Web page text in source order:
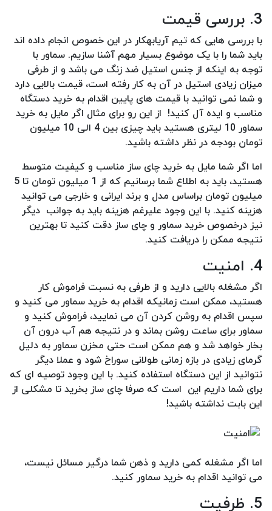
3. بررسی قیمت
با بررسی هایی که تیم آریابهکار در این خصوص انجام داده اند
باید شما را با یک موضوع بسیار مهم آشنا سازیم. سماور با
توجه به اینکه از جنس استیل ضد زنگ می باشد و از طرفی
میزان زیادی استیل در آن به کار رفته است، قیمت بالایی دارد
و شما نمی توانید با قیمت های پایین اقدام به خرید دستگاه
مناسب و ایده آل کنید! از این رو برای مثال اگر مایل به خرید
سماور 10 لیتری هستید باید چیزی بین 4 الی 10 میلیون
تومان بودجه در نظر داشته باشید.
اما اگر شما مایل به خرید چای ساز مناسب و کیفیت متوسط
هستید، باید به اطلاع شما برسانیم که از 1 میلیون تومان تا 5
میلیون تومان براساس مدل و برند ایرانی و خارجی می توانید
هزینه کنید. با این وجود علیرغم هزینه باید به جوانب دیگر
نیز درخصوص خرید سماور و چای ساز دقت کنید تا بهترین
نتیجه ممکن را دریافت کنید.
4. امنیت
اگر مشغله بالایی دارید و از طرفی به نسبت فراموش کار
هستید، ممکن است زمانیکه اقدام به خرید سماور می کنید و
سپس اقدام به روشن کردن آن می نمایید، فراموش کنید و
سماور برای ساعت روشن بماند و در نتیجه هم آب درون آن
بخار خواهد شد و هم ممکن است حتی مخزن سماور به دلیل
گرمای زیادی در بازه زمانی طولانی سوراخ شود و عملا دیگر
نتوانید از این دستگاه استفاده کنید. با این وجود توصیه ای که
برای شما داریم این است که صرفا چای ساز بخرید تا مشکلی از
این بابت نداشته باشید!
اما اگر مشغله کمی دارید و ذهن شما درگیر مسائل نیست،
می توانید اقدام به خرید سماور کنید.
5. ظرفیت